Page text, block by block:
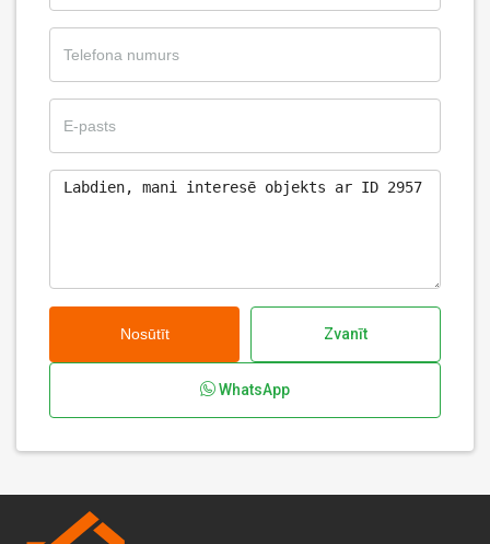
Nosūtīt Zvanīt
WhatsApp